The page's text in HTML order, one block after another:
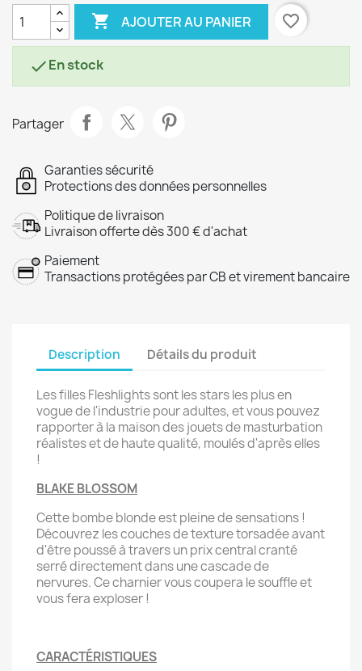
 AJOUTER AU PANIER favorite_border
En stock
Partager
Garanties sécurité
Protections des données personnelles
Politique de livraison
Livraison offerte dès 300 € d'achat
Paiement
Transactions protégées par CB et virement bancaire
Description Détails du produit
Les filles Fleshlights sont les stars les plus en
vogue de l'industrie pour adultes, et vous pouvez
rapporter à la maison des jouets de masturbation
réalistes et de haute qualité, moulés d'après elles
!
BLAKE BLOSSOM
Cette bombe blonde est pleine de sensations !
Découvrez les couches de texture torsadée avant
d'être poussé à travers un prix central cranté
serré directement dans une cascade de
nervures. Ce charnier vous coupera le souffle et
vous fera exploser !
CARACTÉRISTIQUES